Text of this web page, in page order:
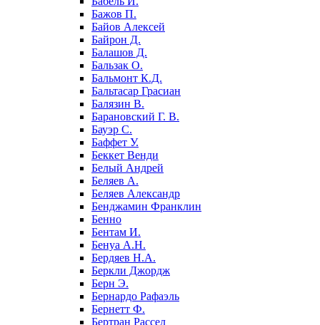
Бажов П.
Байов Алексей
Байрон Д.
Балашов Д.
Бальзак О.
Бальмонт К.Д.
Бальтасар Грасиан
Балязин В.
Барановский Г. В.
Бауэр С.
Баффет У.
Беккет Венди
Белый Андрей
Беляев А.
Беляев Александр
Бенджамин Франклин
Бенно
Бентам И.
Бенуа А.Н.
Бердяев Н.А.
Беркли Джордж
Берн Э.
Бернардо Рафаэль
Бернетт Ф.
Бертран Рассел